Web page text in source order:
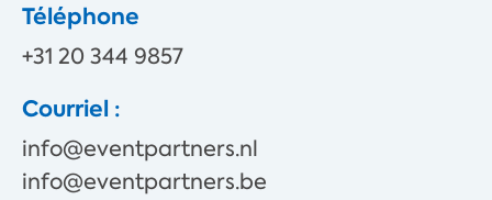
Téléphone
+31 20 344 9857
Courriel :
info@eventpartners.nl
info@eventpartners.be